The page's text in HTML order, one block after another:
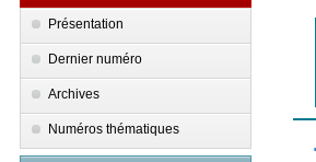
Présentation
Dernier numéro
Archives
Numéros thématiques